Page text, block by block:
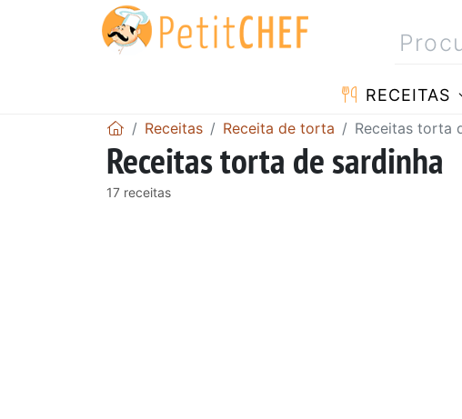
RECEITAS
Receitas Receita de torta Receitas torta
Receitas torta de sardinha
17 receitas